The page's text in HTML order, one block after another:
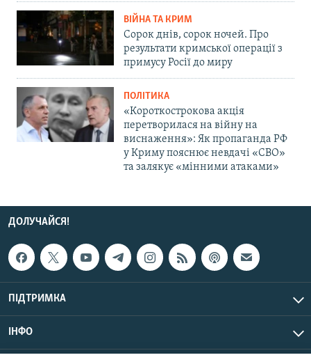
ВІЙНА ТА КРИМ
Сорок днів, сорок ночей. Про
результати кримської операції з
примусу Росії до миру
ПОЛІТИКА
«Короткострокова акція
перетворилася на війну на
виснаження»: Як пропаганда РФ
у Криму пояснює невдачі «СВО»
та залякує «мінними атаками»
ДОЛУЧАЙСЯ!
ПІДТРИМКА
ІНФО